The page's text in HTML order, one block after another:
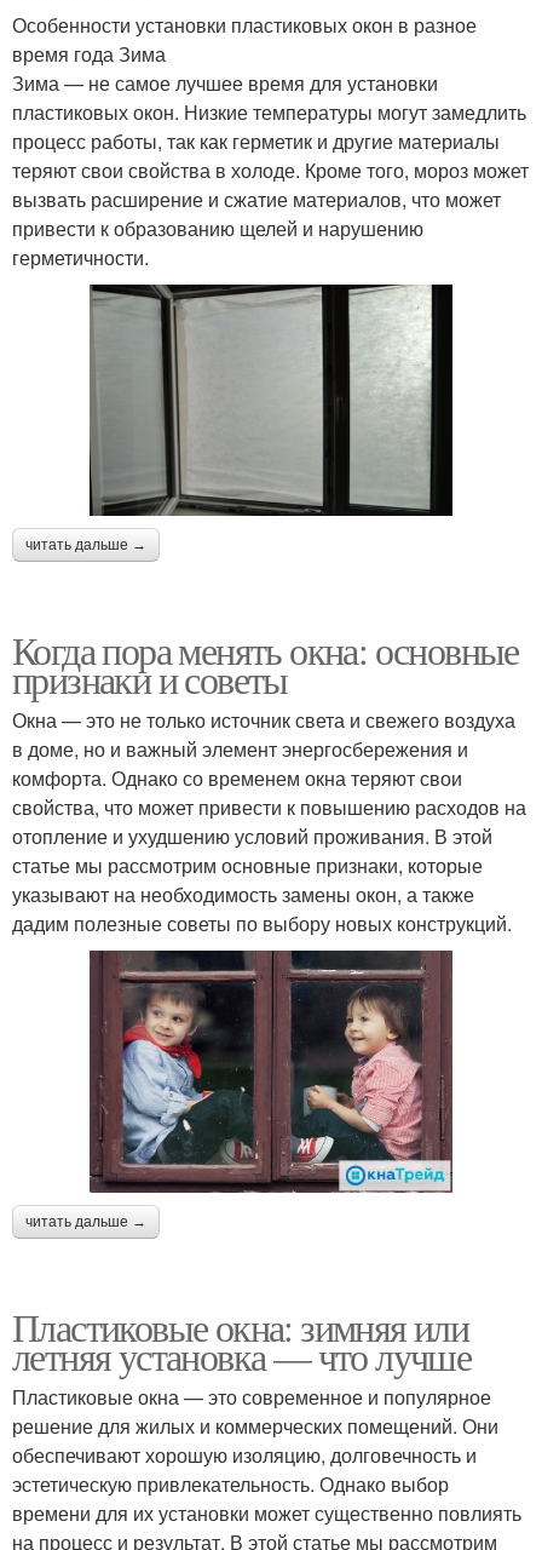
Особенности установки пластиковых окон в разное
время года Зима
Зима — не самое лучшее время для установки
пластиковых окон. Низкие температуры могут замедлить
процесс работы, так как герметик и другие материалы
теряют свои свойства в холоде. Кроме того, мороз может
вызвать расширение и сжатие материалов, что может
привести к образованию щелей и нарушению
герметичности.
читать дальше →
Когда пора менять окна: основные
признаки и советы
Окна — это не только источник света и свежего воздуха
в доме, но и важный элемент энергосбережения и
комфорта. Однако со временем окна теряют свои
свойства, что может привести к повышению расходов на
отопление и ухудшению условий проживания. В этой
статье мы рассмотрим основные признаки, которые
указывают на необходимость замены окон, а также
дадим полезные советы по выбору новых конструкций.
читать дальше →
Пластиковые окна: зимняя или
летняя установка — что лучше
Пластиковые окна — это современное и популярное
решение для жилых и коммерческих помещений. Они
обеспечивают хорошую изоляцию, долговечность и
эстетическую привлекательность. Однако выбор
времени для их установки может существенно повлиять
на процесс и результат. В этой статье мы рассмотрим